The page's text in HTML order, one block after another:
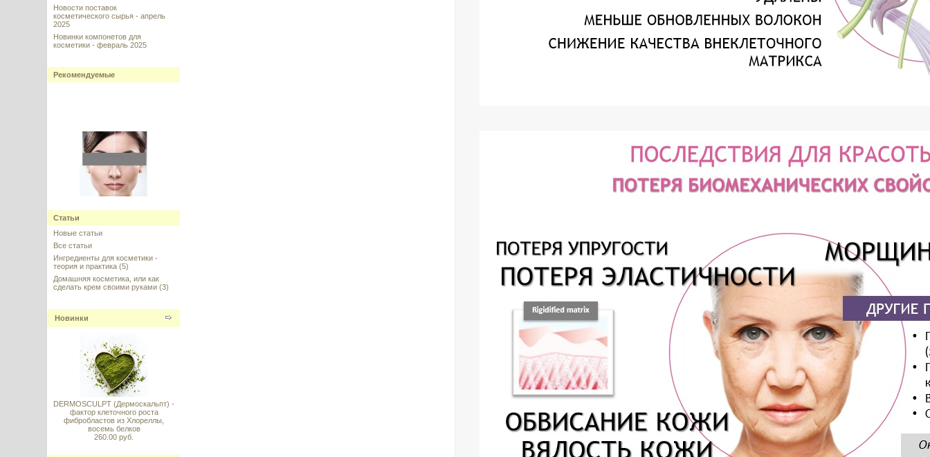
Новости поставок
косметического сырья - апрель
2025
Новинки компонетов для
косметики - февраль 2025
Рекомендуемые
Neodermyl (Неодермил)
Redensyl® (Реденсил)
---------
Статьи
Новые статьи
Все статьи
Ингредиенты для косметики -
теория и практика (5)
Домашняя косметика, или как
сделать крем своими руками (3)
Новинки
DERMOSCULPT (Дермоскальпт) -
фактор клеточного роста
фибробластов из Хлореллы,
восемь белков
260.00 руб.